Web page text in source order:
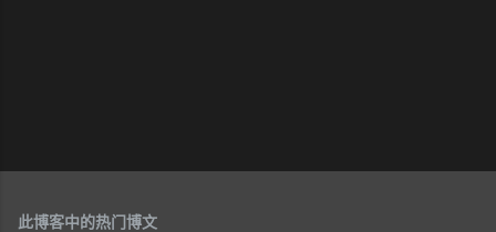
此博客中的热门博文